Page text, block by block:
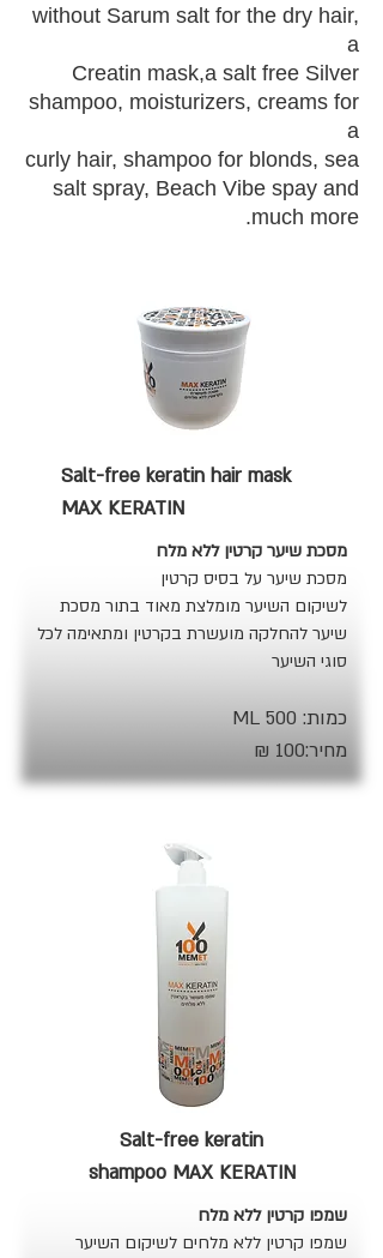
without Sarum salt for the dry hair,
a
Creatin mask,a salt free Silver
shampoo, moisturizers, creams for
a
curly hair, shampoo for blonds, sea
salt spray, Beach Vibe spay and
much more.
Salt-free keratin hair mask
MAX KERATIN
מסכת שיער קרטין ללא מלח
מסכת שיער על בסיס קרטין
לשיקום השיער מומלצת מאוד בתור מסכת
שיער להחלקה מועשרת בקרטין ומתאימה לכל
סוגי השיער
כמות: 500 ML
מחיר:100 ₪
Salt-free keratin
shampoo MAX KERATIN
שמפו קרטין ללא מלח
שמפו קרטין ללא מלחים לשיקום השיער